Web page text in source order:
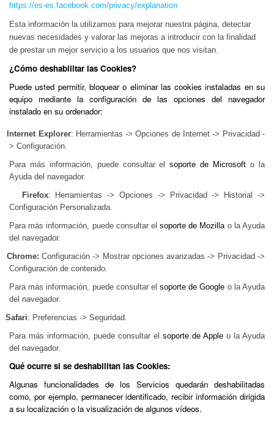
https://es-es.facebook.com/privacy/explanation
Esta información la utilizamos para mejorar nuestra página, detectar
nuevas necesidades y valorar las mejoras a introducir con la finalidad
de prestar un mejor servicio a los usuarios que nos visitan.
¿Cómo deshabilitar las Cookies?
Puede usted permitir, bloquear o eliminar las cookies instaladas en su
equipo mediante la configuración de las opciones del navegador
instalado en su ordenador:
Internet Explorer: Herramientas -> Opciones de Internet -> Privacidad -
> Configuración.
Para más información, puede consultar elsoporte de Microsoft o la
Ayuda del navegador.
Firefox: Herramientas -> Opciones -> Privacidad -> Historial ->
Configuración Personalizada.
Para más información, puede consultar elsoporte de Mozillao la Ayuda
del navegador.
Chrome: Configuración -> Mostrar opciones avanzadas -> Privacidad ->
Configuración de contenido.
Para más información, puede consultar elsoporte de Google o la Ayuda
del navegador.
Safari: Preferencias -> Seguridad.
Para más información, puede consultar el soporte de Apple o la Ayuda
del navegador.
Qué ocurre si se deshabilitan las Cookies:
Algunas funcionalidades de los Servicios quedarán deshabilitadas
como, por ejemplo, permanecer identificado, recibir información dirigida
a su localización o la visualización de algunos vídeos.